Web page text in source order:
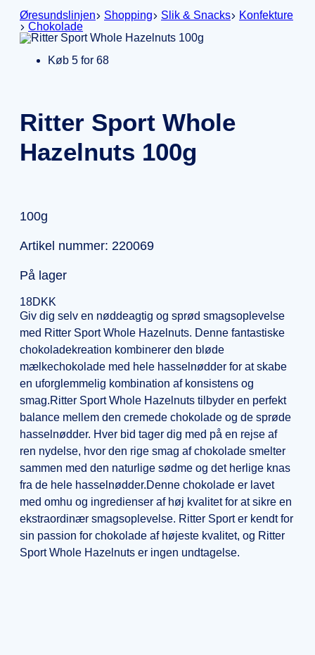
Øresundslinjen
Shopping Slik & Snacks
Konfekture
Chokolade
Køb 5 for 68
Ritter Sport Whole
Hazelnuts 100g
100g
Artikel nummer: 220069
På lager
18DKK
Giv dig selv en nøddeagtig og sprød smagsoplevelse
med Ritter Sport Whole Hazelnuts. Denne fantastiske
chokoladekreation kombinerer den bløde
mælkechokolade med hele hasselnødder for at skabe
en uforglemmelig kombination af konsistens og
smag.Ritter Sport Whole Hazelnuts tilbyder en perfekt
balance mellem den cremede chokolade og de sprøde
hasselnødder. Hver bid tager dig med på en rejse af
ren nydelse, hvor den rige smag af chokolade smelter
sammen med den naturlige sødme og det herlige knas
fra de hele hasselnødder.Denne chokolade er lavet
med omhu og ingredienser af høj kvalitet for at sikre en
ekstraordinær smagsoplevelse. Ritter Sport er kendt for
sin passion for chokolade af højeste kvalitet, og Ritter
Sport Whole Hazelnuts er ingen undtagelse.